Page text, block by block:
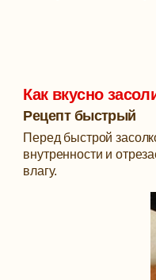
Как вкусно
Рецепт быстрый
Перед быстрой
внутренности и
влагу.